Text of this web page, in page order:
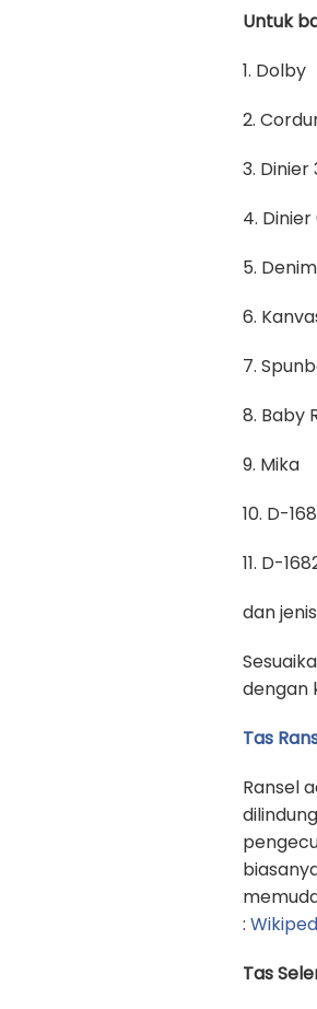
Untuk
1. Dolby
2.
3. Dinier
4.
5. Denim
6.
7.
8. Baby
9. Mika
10. D-
11. D-
dan
dengan
Tas
Ransel
:
Tas